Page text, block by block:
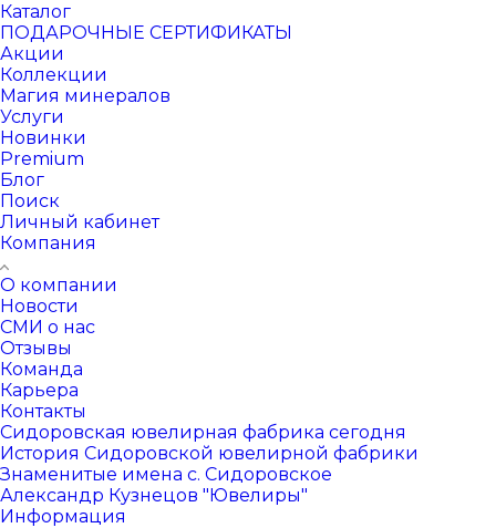
Каталог
ПОДАРОЧНЫЕ СЕРТИФИКАТЫ
Акции
Коллекции
Магия минералов
Услуги
Новинки
Premium
Блог
Поиск
Личный кабинет
Компания
О компании
Новости
СМИ о нас
Отзывы
Команда
Карьера
Контакты
Сидоровская ювелирная фабрика сегодня
История Сидоровской ювелирной фабрики
Знаменитые имена с. Сидоровское
Александр Кузнецов "Ювелиры"
Информация